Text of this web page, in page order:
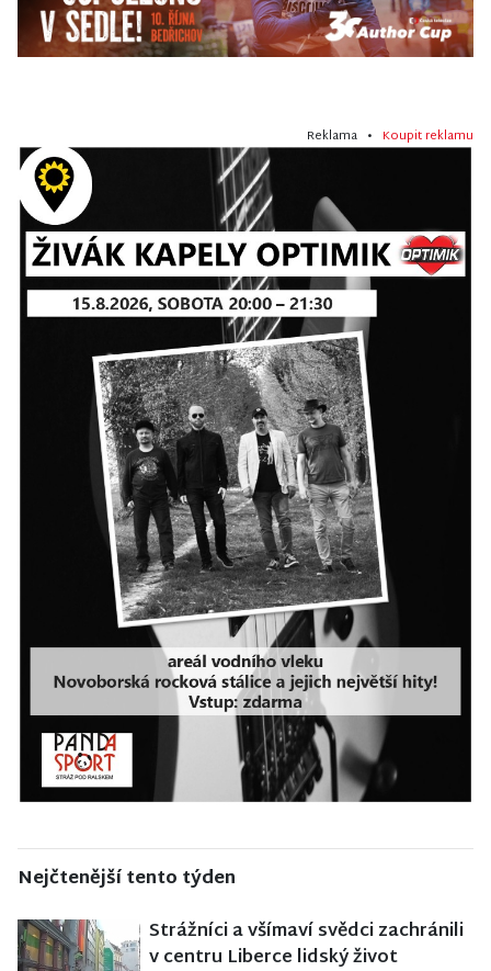
Reklama • Koupit reklamu
Nejčtenější tento týden
Strážníci a všímaví svědci zachránili
v centru Liberce lidský život